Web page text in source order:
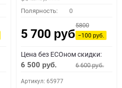
Полярность: 0
5 700 руб.
5800
−100руб.
Цена без ECOном скидки:
6 500 руб. 6 600руб.
Артикул: 65977